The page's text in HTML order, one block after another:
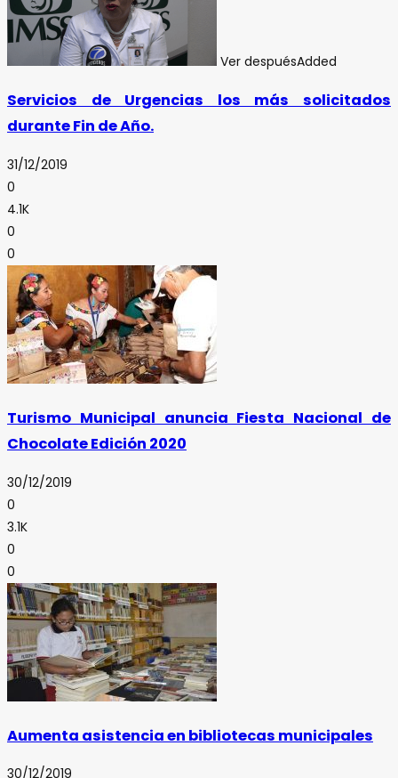
Ver despuésAdded
Servicios de Urgencias los más solicitados
durante Fin de Año.
31/12/2019
0
4.1K
0
0
Turismo Municipal anuncia Fiesta Nacional de
Chocolate Edición 2020
30/12/2019
0
3.1K
0
0
Aumenta asistencia en bibliotecas municipales
30/12/2019